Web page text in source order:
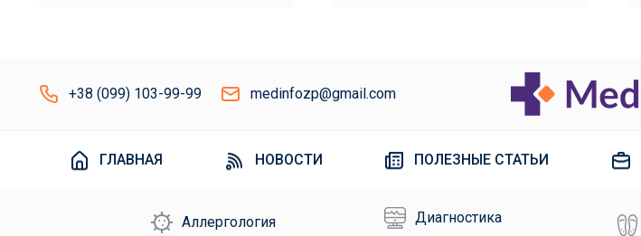
+38 (099) 103-99-99 medinfozp@gmail.com
ГЛАВНАЯ НОВОСТИ ПОЛЕЗНЫЕ СТАТЬИ
Аллергология
Диагностика